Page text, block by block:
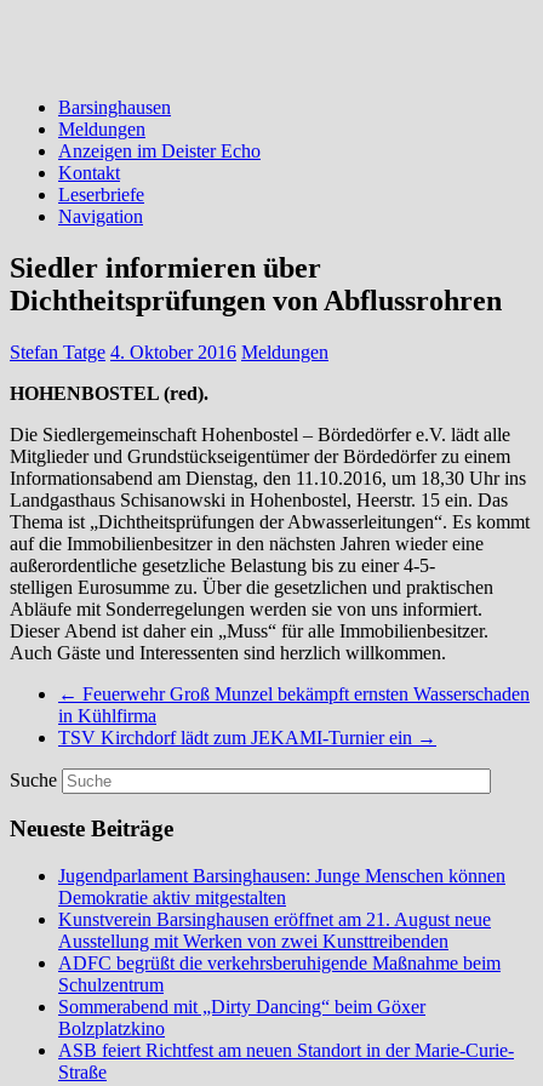
Barsinghausen
Meldungen
Anzeigen im Deister Echo
Kontakt
Leserbriefe
Navigation
Siedler informieren über
Dichtheitsprüfungen von Abflussrohren
Stefan Tatge 4. Oktober 2016 Meldungen
HOHENBOSTEL (red).
Die Siedlergemeinschaft Hohenbostel – Bördedörfer e.V. lädt alle
Mitglieder und Grundstückseigentümer der Bördedörfer zu einem
Informationsabend am Dienstag, den 11.10.2016, um 18,30 Uhr ins
Landgasthaus Schisanowski in Hohenbostel, Heerstr. 15 ein. Das
Thema ist „Dichtheitsprüfungen der Abwasserleitungen“. Es kommt
auf die Immobilienbesitzer in den nächsten Jahren wieder eine
außerordentliche gesetzliche Belastung bis zu einer 4-5-
stelligen Eurosumme zu. Über die gesetzlichen und praktischen
Abläufe mit Sonderregelungen werden sie von uns informiert.
Dieser Abend ist daher ein „Muss“ für alle Immobilienbesitzer.
Auch Gäste und Interessenten sind herzlich willkommen.
← Feuerwehr Groß Munzel bekämpft ernsten Wasserschaden
in Kühlfirma
TSV Kirchdorf lädt zum JEKAMI-Turnier ein →
Suche
Neueste Beiträge
Jugendparlament Barsinghausen: Junge Menschen können
Demokratie aktiv mitgestalten
Kunstverein Barsinghausen eröffnet am 21. August neue
Ausstellung mit Werken von zwei Kunsttreibenden
ADFC begrüßt die verkehrsberuhigende Maßnahme beim
Schulzentrum
Sommerabend mit „Dirty Dancing“ beim Göxer
Bolzplatzkino
ASB feiert Richtfest am neuen Standort in der Marie-Curie-
Straße